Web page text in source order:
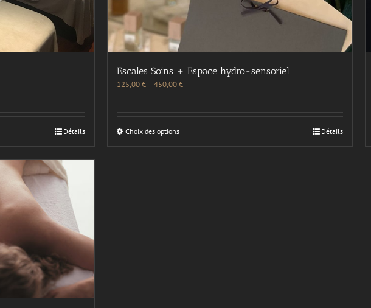
Détails
Escales Soins + Espace hydro-sensoriel
125,00€–450,00€
Choix des options Détails